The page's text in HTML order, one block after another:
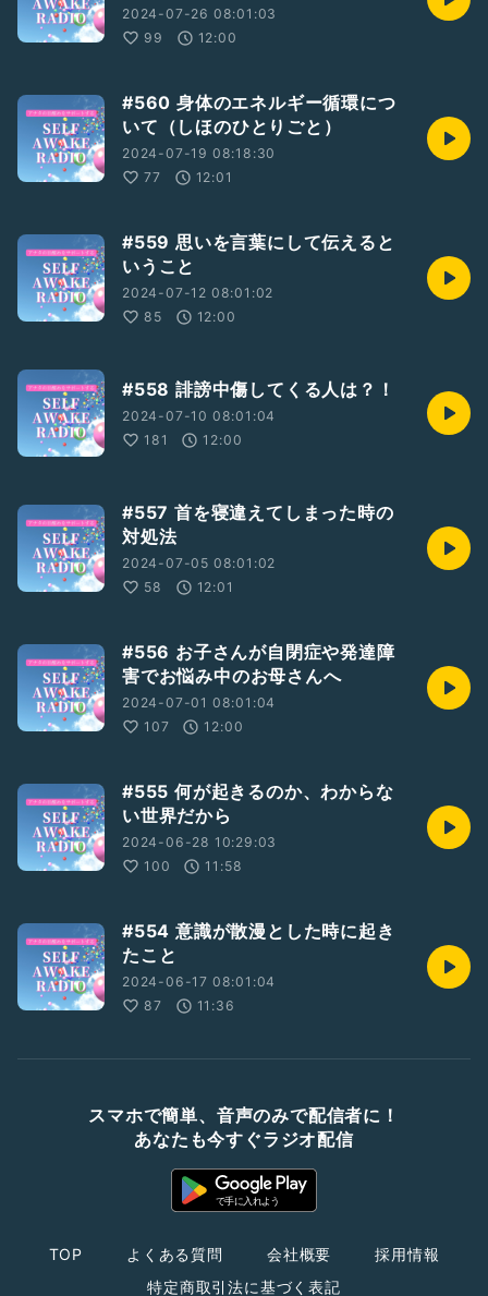
2024-07-26 08:01:03
99
12:00
#560 身体のエネルギー循環につ
いて（しほのひとりごと）
2024-07-19 08:18:30
77
12:01
#559 思いを言葉にして伝えると
いうこと
2024-07-12 08:01:02
85
12:00
#558 誹謗中傷してくる人は？！
2024-07-10 08:01:04
181
12:00
#557 首を寝違えてしまった時の
対処法
2024-07-05 08:01:02
58
12:01
#556 お子さんが自閉症や発達障
害でお悩み中のお母さんへ
2024-07-01 08:01:04
107
12:00
#555 何が起きるのか、わからな
い世界だから
2024-06-28 10:29:03
100
11:58
#554 意識が散漫とした時に起き
たこと
2024-06-17 08:01:04
87
11:36
スマホで簡単、音声のみで配信者に！
あなたも今すぐラジオ配信
TOP よくある質問 会社概要
採用情報
特定商取引法に基づく表記